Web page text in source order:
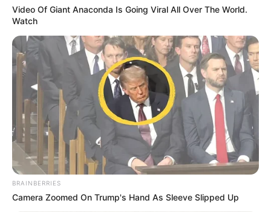
Video Of Giant Anaconda Is Going Viral All Over The World.
Watch
BRAINBERRIES
Camera Zoomed On Trump's Hand As Sleeve Slipped Up